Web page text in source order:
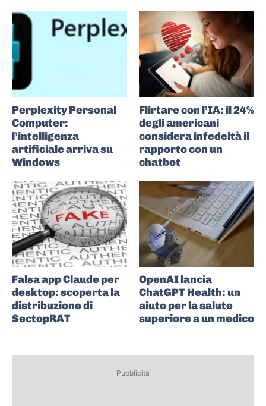
Perplexity Personal
Computer:
l’intelligenza
artificiale arriva su
Windows
Flirtare con l’IA: il 24%
degli americani
considera infedeltà il
rapporto con un
chatbot
Falsa app Claude per
desktop: scoperta la
distribuzione di
SectopRAT
OpenAI lancia
ChatGPT Health: un
aiuto per la salute
superiore a un medico
Pubblicità